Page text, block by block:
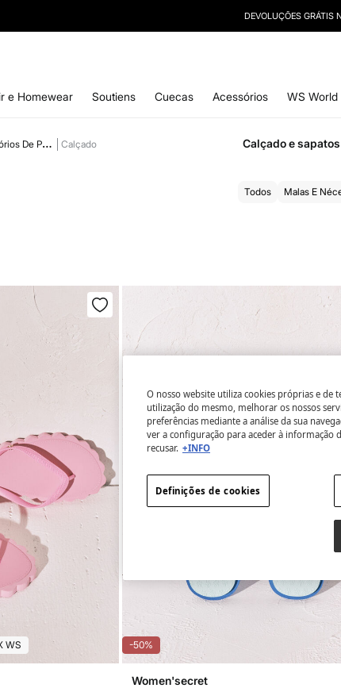
DEVOLUÇÕES GRÁTIS
e Homewear Soutiens Cuecas Acessórios WS World
De Praia Calçado Calçado e
Todos Malas E
WS -50%
Women'secret
O nosso website utiliza cookies próprias e
utilização do mesmo, melhorar os nossos
preferências mediante a análise da sua
ver a configuração para aceder à informação
recusar. +INFO
Definições de cookies